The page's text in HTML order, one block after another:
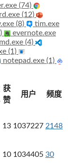
(74)
(12)
(8)
tim.exe
evernote.exe
(4)
(1)
notepad.exe (1)
获
赞
用户 频度
13 1037227 2148
10 1034405 30